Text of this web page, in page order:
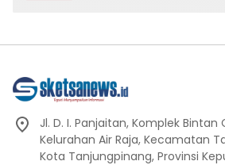
Jl. D. I. Panjaitan, Komplek Bintan
Kelurahan Air Raja, Kecamatan
Kota Tanjungpinang, Provinsi